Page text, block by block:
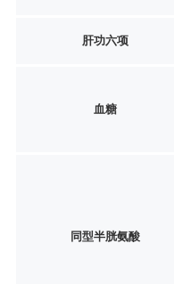
肝功六项
血糖
同型半胱氨酸